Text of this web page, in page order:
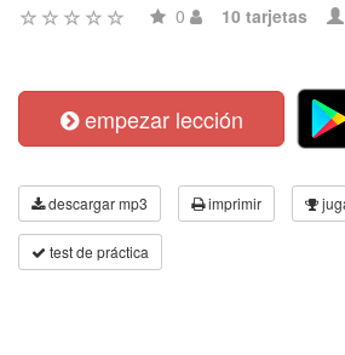
0 10 tarjetas
empezar lección
descargar mp3 imprimir
test de práctica